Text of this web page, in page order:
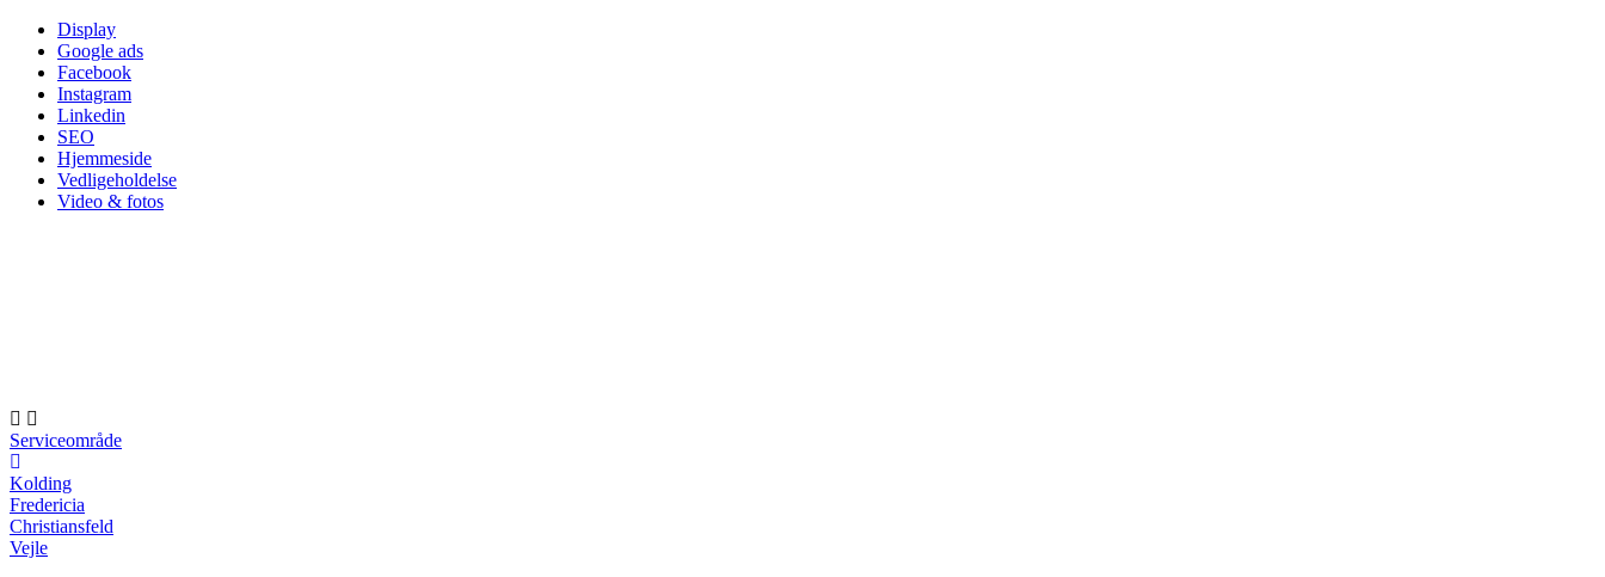
Skip
content
Display
Google ads
Facebook
Instagram
Linkedin
SEO
Hjemmeside
Vedligeholdelse
Video & fotos
Serviceområde
Kolding
Fredericia
Christiansfeld
Vejle